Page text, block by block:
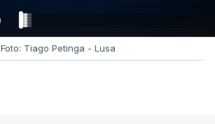
Foto: Tiago Petinga - Lusa